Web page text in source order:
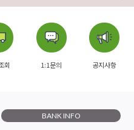
회 1:1문의 공지사항
BANK INFO